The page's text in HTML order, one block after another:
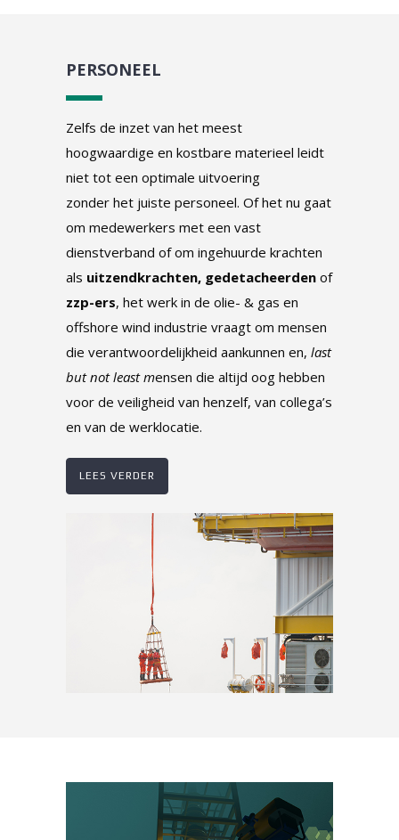
PERSONEEL
Zelfs de inzet van het meest
hoogwaardige en kostbare materieel leidt
niet tot een optimale uitvoering
zonder het juiste personeel. Of het nu gaat
om medewerkers met een vast
dienstverband of om ingehuurde krachten
als uitzendkrachten, gedetacheerden of
zzp-ers, het werk in de olie- & gas en
offshore wind industrie vraagt om mensen
die verantwoordelijkheid aankunnen en, last
but not least mensen die altijd oog hebben
voor de veiligheid van henzelf, van collega’s
en van de werklocatie.
LEES VERDER